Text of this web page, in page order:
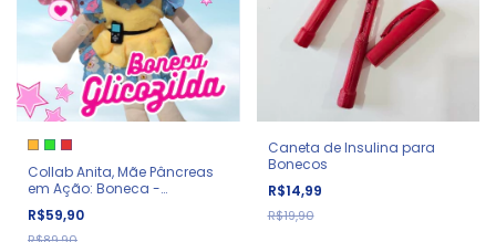
Collab Anita, Mãe Pâncreas
em Ação: Boneca -
Glicozilda
R$59,90
Caneta de Insulina para
Bonecos
R$14,99
R$19,90